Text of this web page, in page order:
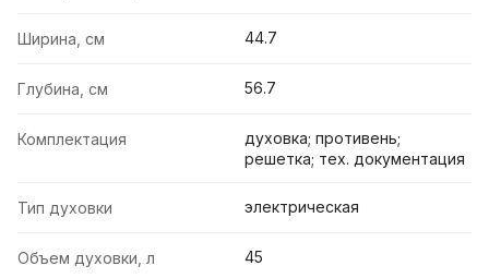
Ширина, см 44.7
Глубина, см 56.7
Комплектация
духовка; противень;
решетка; тех. документация
Тип духовки электрическая
Объем духовки, л 45